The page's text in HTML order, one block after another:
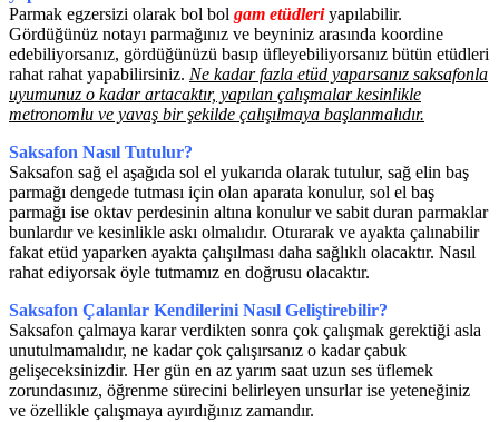
Parmak egzersizi olarak bol bol gam etüdleriyapılabilir.
Gördüğünüz notayı parmağınız ve beyniniz arasında koordine
edebiliyorsanız, gördüğünüzü basıp üfleyebiliyorsanız bütün etüdleri
rahat rahat yapabilirsiniz. Ne kadar fazla etüd yaparsanız saksafonla
uyumunuz o kadar artacaktır, yapılan çalışmalar kesinlikle
metronomlu ve yavaş bir şekilde çalışılmaya başlanmalıdır.
Saksafon Nasıl Tutulur?
Saksafon sağ el aşağıda sol el yukarıda olarak tutulur, sağ elin baş
parmağı dengede tutması için olan aparata konulur, sol el baş
parmağı ise oktav perdesinin altına konulur ve sabit duran parmaklar
bunlardır ve kesinlikle askı olmalıdır. Oturarak ve ayakta çalınabilir
fakat etüd yaparken ayakta çalışılması daha sağlıklı olacaktır. Nasıl
rahat ediyorsak öyle tutmamız en doğrusu olacaktır.
Saksafon Çalanlar Kendilerini Nasıl Geliştirebilir?
Saksafon çalmaya karar verdikten sonra çok çalışmak gerektiği asla
unutulmamalıdır, ne kadar çok çalışırsanız o kadar çabuk
gelişeceksinizdir. Her gün en az yarım saat uzun ses üflemek
zorundasınız, öğrenme sürecini belirleyen unsurlar ise yeteneğiniz
ve özellikle çalışmaya ayırdığınız zamandır.